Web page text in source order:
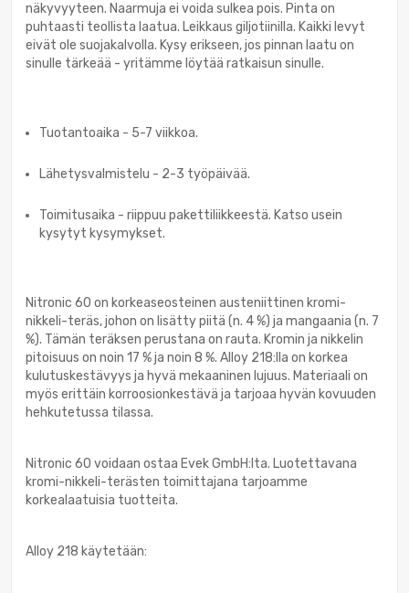
näkyvyyteen. Naarmuja ei voida sulkea pois. Pinta on
puhtaasti teollista laatua. Leikkaus giljotiinilla. Kaikki levyt
eivät ole suojakalvolla. Kysy erikseen, jos pinnan laatu on
sinulle tärkeää - yritämme löytää ratkaisun sinulle.
Tuotantoaika - 5-7 viikkoa.
Lähetysvalmistelu - 2-3 työpäivää.
Toimitusaika - riippuu pakettiliikkeestä. Katso usein
kysytyt kysymykset.
Nitronic 60 on korkeaseosteinen austeniittinen kromi-
nikkeli-teräs, johon on lisätty piitä (n. 4 %) ja mangaania (n. 7
%). Tämän teräksen perustana on rauta. Kromin ja nikkelin
pitoisuus on noin 17 % ja noin 8 %. Alloy 218:lla on korkea
kulutuskestävyys ja hyvä mekaaninen lujuus. Materiaali on
myös erittäin korroosionkestävä ja tarjoaa hyvän kovuuden
hehkutetussa tilassa.
Nitronic 60 voidaan ostaa Evek GmbH:lta. Luotettavana
kromi-nikkeli-terästen toimittajana tarjoamme
korkealaatuisia tuotteita.
Alloy 218 käytetään: